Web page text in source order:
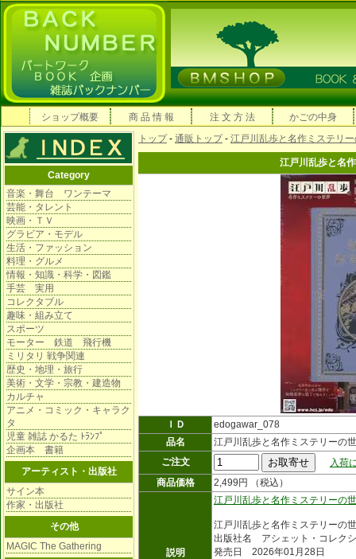
ショップ概要 商 品 情 報 注 文 方 法 かごの中身
Category
音楽・舞台 ワンテーマ
芸能・タレント
映画・ＴＶ
グラビア・モデル
生活・ファッション
料理・グルメ
情報・知識・科学・図鑑
手芸 実用
コレクタブル
趣味・組み立て
スポーツ
モーター 鉄道 飛行機
ミリタリ 戦争関連
歴史・地理・旅行
美術・文学・宗教・建造物
カルチャ
アニメ・コミック・キャラク
タ
児童 雑誌 かるた ﾄﾗﾝﾌﾟ
企画本 書籍
アーティスト・出版社
サイン本
作家・出版社
その他
MAGIC The Gathering
トップ- 通販トップ- 江戸川乱歩と名作ミステリ
江戸川乱歩と名
ＩＤ
edogawar_078
品名
江戸川乱歩と名作ミステリーの
ご注文
入荷
商品価格
2,499円 （税込）
説明
江戸川乱歩と名作ミステリーの
江戸川乱歩と名作ミステリーの
出版社名 アシェット・コレク
発売日 2026年01月28日